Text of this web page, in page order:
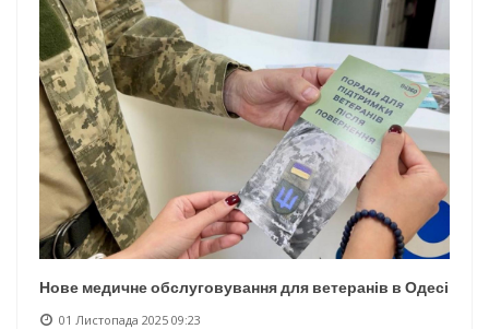
Енергетична підтримка для Одеси
Водопостачання в Одесі: нові локації для підвезення води
Нове медичне обслуговування для ветеранів в Одесі
01 Листопада 2025 09:23